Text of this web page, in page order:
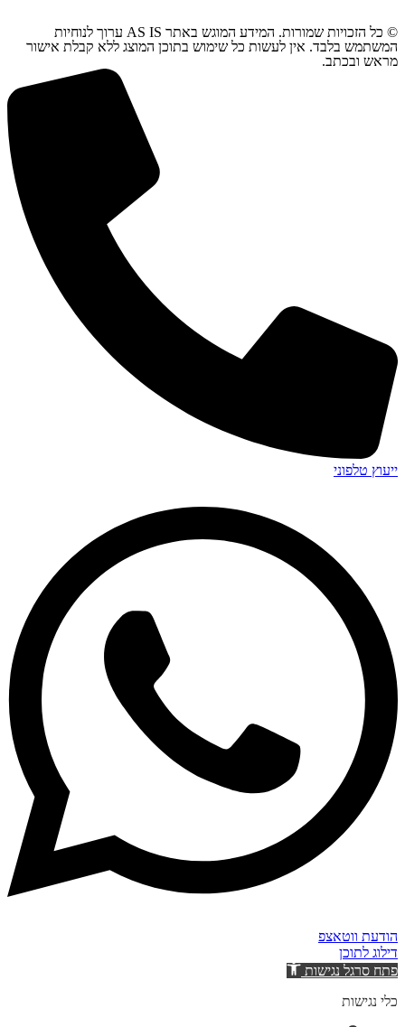
© כל הזכויות שמורות. המידע המוגש באתר AS IS ערוך לנוחיות
המשתמש בלבד. אין לעשות כל שימוש בתוכן המוצג ללא קבלת אישור
מראש ובכתב.
ייעוץ טלפוני
הודעת ווטאצפ
דילוג לתוכן
פתח סרגל נגישות
כלי נגישות